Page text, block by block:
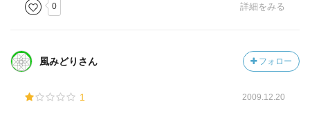
0 詳細をみる
風みどりさん フォロー
1 2009.12.20